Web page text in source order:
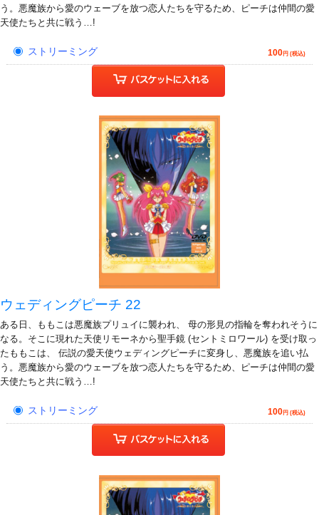
う。悪魔族から愛のウェーブを放つ恋人たちを守るため、ピーチは仲間の愛
天使たちと共に戦う…!
ストリーミング 100円 (税込)
ウェディングピーチ 22
ある日、ももこは悪魔族プリュイに襲われ、 母の形見の指輪を奪われそうに
なる。そこに現れた天使リモーネから聖手鏡 (セントミロワール) を受け取っ
たももこは、 伝説の愛天使ウェディングピーチに変身し、悪魔族を追い払
う。悪魔族から愛のウェーブを放つ恋人たちを守るため、ピーチは仲間の愛
天使たちと共に戦う…!
ストリーミング 100円 (税込)